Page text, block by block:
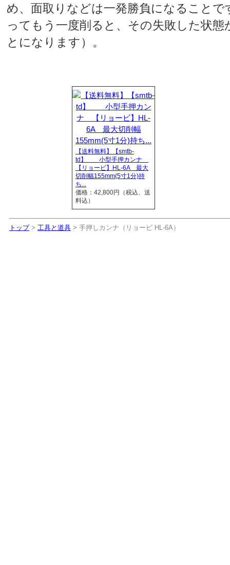
め、面取りなどは一発勝負になること
ってもう一度削ると、その失敗した状
とになります）。
【送料無料】【smtb-
td】 小型手押カンナ
【リョービ】HL-6A 最大
切削幅155mm(5寸1分)持
ち...
価格：42,800円（税込、送
料込）
トップ> 工具と道具 > 手押しカンナ（リョービ HL-6A）